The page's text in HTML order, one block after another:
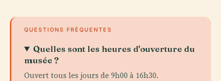
QUESTIONS FRÉQUENTES
Quelles sont les heures d'ouverture du
musée ?
Ouvert tous les jours de 9h00 à 16h30.